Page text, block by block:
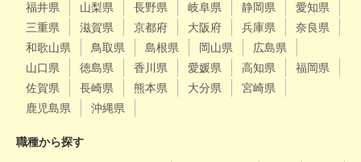
福井県
山梨県 長野県 岐阜県 静岡県
愛知県
三重県
滋賀県 京都府 大阪府 兵庫県
奈良県
和歌山県
鳥取県 島根県 岡山県
広島県
山口県
徳島県 香川県 愛媛県 高知県
福岡県
佐賀県
長崎県 熊本県 大分県
宮崎県
鹿児島県
沖縄県
職種から探す